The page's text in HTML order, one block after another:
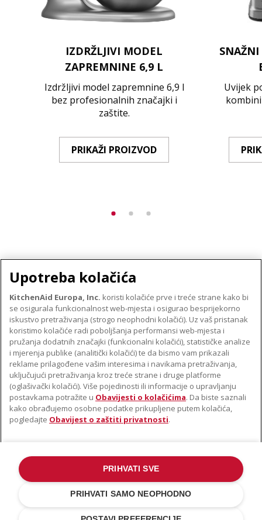
IZDRŽLJIVI MODEL
ZAPREMNINE 6,9 L
Izdržljivi model zapremnine 6,9 l
bez profesionalnih značajki i
zaštite.
PRIKAŽI PROIZVOD
Uvijek
O TVRTKI KITCHENAID
Robna marka
Povijest
ODR
PODRŠKA
Pronađi trgovinu
Jamstvo i dokumenti
PRATITE NAS
©2022. Sva prava pridržana. KitchenAid i dizajn samostojećeg miksera
zaštitni su znakovi u SAD-u. i u drugim državama .
Obavijest o zaštiti privatnosti.Kolačić.Ostale države
Upotreba kolačića
KitchenAid Europa, Inc. koristi kolačiće prve i treće strane kako bi
se osigurala funkcionalnost web-mjesta i osigurao besprijekorno
iskustvo pretraživanja (strogo neophodni kolačići). Uz vaš pristanak
koristimo kolačiće radi poboljšanja performansi web-mjesta i
pružanja dodatnih značajki (funkcionalni kolačići), statističke analize
i mjerenja publike (analitički kolačići) te da bismo vam prikazali
reklame prilagođene vašim interesima i navikama pretraživanja,
uključujući pretraživanja kroz treće strane i druge platforme
(oglašivački kolačići). Više pojedinosti ili informacije o upravljanju
postavkama potražite u Obavijesti o kolačićima. Da biste saznali
kako obrađujemo osobne podatke prikupljene putem kolačića,
pogledajte Obavijest o zaštiti privatnosti.
PRIHVATI SAMO NEOPHODNO
PRIHVATI SVE